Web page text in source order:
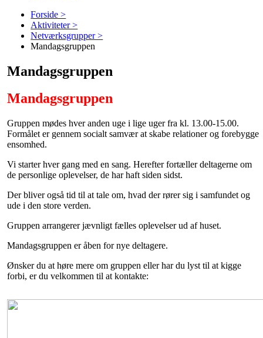
Forside >
Aktiviteter >
Netværksgrupper >
Mandagsgruppen
Mandagsgruppen
Mandagsgruppen
Gruppen mødes hver anden uge i lige uger fra kl. 13.00-15.00.
Formålet er gennem socialt samvær at skabe relationer og forebygge
ensomhed.
Vi starter hver gang med en sang. Herefter fortæller deltagerne om
de personlige oplevelser, de har haft siden sidst.
Der bliver også tid til at tale om, hvad der rører sig i samfundet og
ude i den store verden.
Gruppen arrangerer jævnligt fælles oplevelser ud af huset.
Mandagsgruppen er åben for nye deltagere.
Ønsker du at høre mere om gruppen eller har du lyst til at kigge
forbi, er du velkommen til at kontakte: